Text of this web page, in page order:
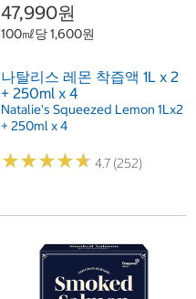
47,990원
100㎖당 1,600원
나탈리스 레몬 착즙액 1L x 2
+ 250ml x 4
Natalie's Squeezed Lemon 1Lx2
+ 250ml x 4
★★★★★
★★★★★ 4.7 (252)